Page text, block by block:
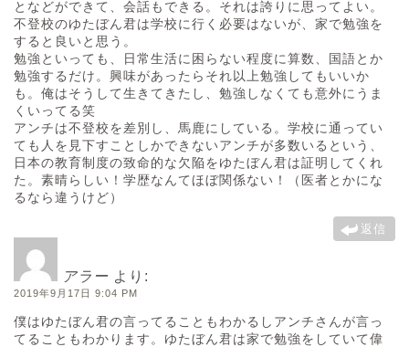
となどができて、会話もできる。それは誇りに思ってよい。
不登校のゆたぼん君は学校に行く必要はないが、家で勉強を
すると良いと思う。
勉強といっても、日常生活に困らない程度に算数、国語とか
勉強するだけ。興味があったらそれ以上勉強してもいいか
も。俺はそうして生きてきたし、勉強しなくても意外にうま
くいってる笑
アンチは不登校を差別し、馬鹿にしている。学校に通ってい
ても人を見下すことしかできないアンチが多数いるという、
日本の教育制度の致命的な欠陥をゆたぼん君は証明してくれ
た。素晴らしい！学歴なんてほぼ関係ない！（医者とかにな
るなら違うけど）
返信
アラー より:
2019年9月17日 9:04 PM
僕はゆたぼん君の言ってることもわかるしアンチさんが言っ
てることもわかります。ゆたぼん君は家で勉強をしていて偉